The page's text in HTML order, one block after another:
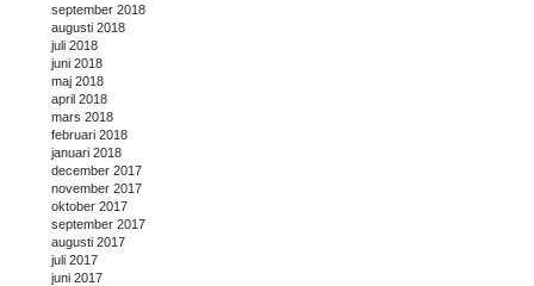
september 2018
augusti 2018
juli 2018
juni 2018
maj 2018
april 2018
mars 2018
februari 2018
januari 2018
december 2017
november 2017
oktober 2017
september 2017
augusti 2017
juli 2017
juni 2017